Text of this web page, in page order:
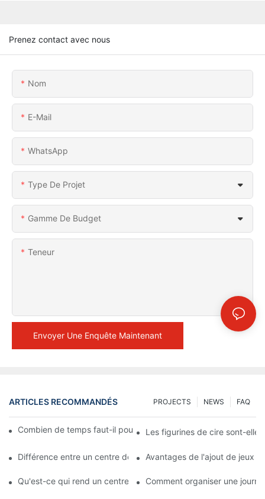
Prenez contact avec nous
Nom
E-Mail
WhatsApp
Type De Projet
Gamme De Budget
Teneur
Envoyer Une Enquête Maintenant
ARTICLES RECOMMANDÉS FAQ
NEWS
PROJECTS
Combien de temps faut-il pour fabriquer une figurine en cire ?
Les figurines de cire sont-elles
Différence entre un centre de loisirs de type musée de cire et
Avantages de l'ajout de jeux
Qu'est-ce qui rend un centre de divertissement de musée de
Comment organiser une